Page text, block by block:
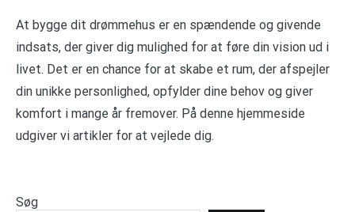
At bygge dit drømmehus er en spændende og givende
indsats, der giver dig mulighed for at føre din vision ud i
livet. Det er en chance for at skabe et rum, der afspejler
din unikke personlighed, opfylder dine behov og giver
komfort i mange år fremover. På denne hjemmeside
udgiver vi artikler for at vejlede dig.
Søg